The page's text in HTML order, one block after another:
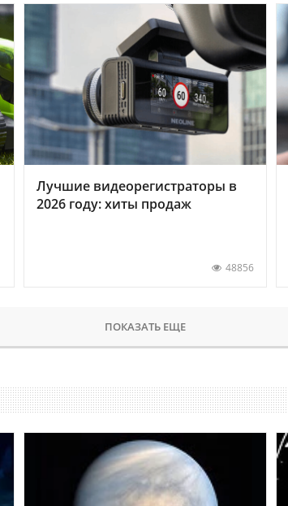
Лучшие видеорегистраторы в
2026 году: хиты продаж
48856
ПОКАЗАТЬ ЕЩЕ